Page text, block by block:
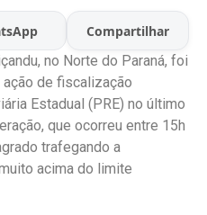
Compartilhar
no Norte do Paraná, foi
de fiscalização
Estadual (PRE) no último
que ocorreu entre 15h
trafegando a
acima do limite